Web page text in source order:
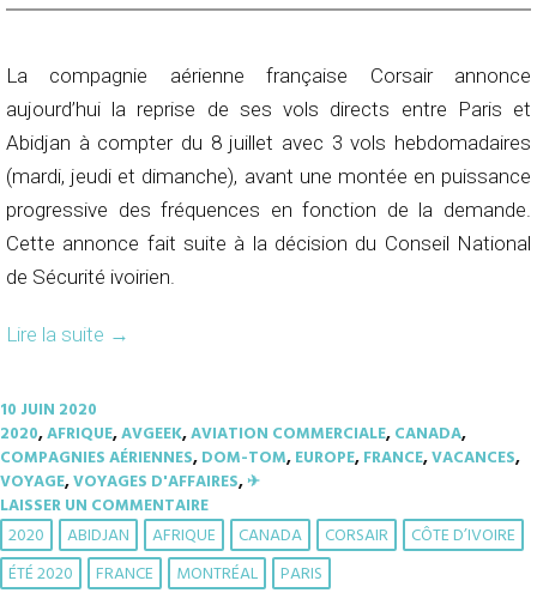
La compagnie aérienne française Corsair annonce
aujourd’hui la reprise de ses vols directs entre Paris et
Abidjan à compter du 8 juillet avec 3 vols hebdomadaires
(mardi, jeudi et dimanche), avant une montée en puissance
progressive des fréquences en fonction de la demande.
Cette annonce fait suite à la décision du Conseil National
de Sécurité ivoirien.
Lire la suite →
10 JUIN 2020
2020,AFRIQUE,AVGEEK,AVIATION COMMERCIALE,CANADA,
COMPAGNIES AÉRIENNES,DOM-TOM,EUROPE,FRANCE,VACANCES,
VOYAGE,VOYAGES D'AFFAIRES,✈︎
LAISSER UN COMMENTAIRE
2020 ABIDJAN AFRIQUE CANADA CORSAIR
CÔTE D’IVOIRE
ÉTÉ 2020
FRANCE MONTRÉAL PARIS